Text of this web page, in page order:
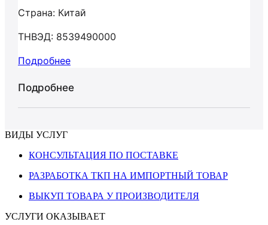
Страна: Китай
ТНВЭД: 8539490000
Подробнее
Подробнее
ВИДЫ УСЛУГ
КОНСУЛЬТАЦИЯ ПО ПОСТАВКЕ
РАЗРАБОТКА ТКП НА ИМПОРТНЫЙ ТОВАР
ВЫКУП ТОВАРА У ПРОИЗВОДИТЕЛЯ
УСЛУГИ ОКАЗЫВАЕТ